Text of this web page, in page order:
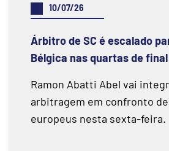
10/07/26
Árbitro de SC é escalado
Bélgica nas quartas de final
Ramon Abatti Abel vai
arbitragem em confronto
europeus nesta sexta-feira.